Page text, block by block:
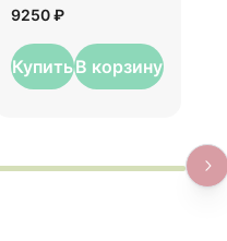
9250 ₽
КупитьВ корзину